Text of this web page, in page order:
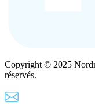
Copyright © 2025
réservés.